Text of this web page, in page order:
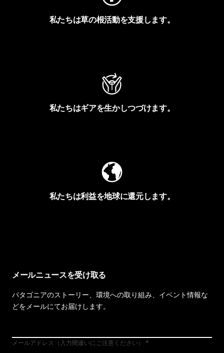
私たちは草の根活動を支援します。
私たちはギアを生かしつづけます。
私たちは利益を地球に還元します。
メールニュースを受け取る
パタゴニアのストーリー、環境への取り組み、イベント情報な
どをメールにてお届けします。
メールアドレス（入力間違いにご注意ください）